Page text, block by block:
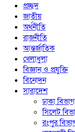
প্রচ্ছদ
জাতীয়
অর্থনীতি
রাজনীতি
আন্তর্জাতিক
খেলাধুলা
বিজ্ঞান ও প্রযুক্তি
বিনোদন
সারাদেশ
ঢাকা বিভাগ
সিলেট
রংপুর